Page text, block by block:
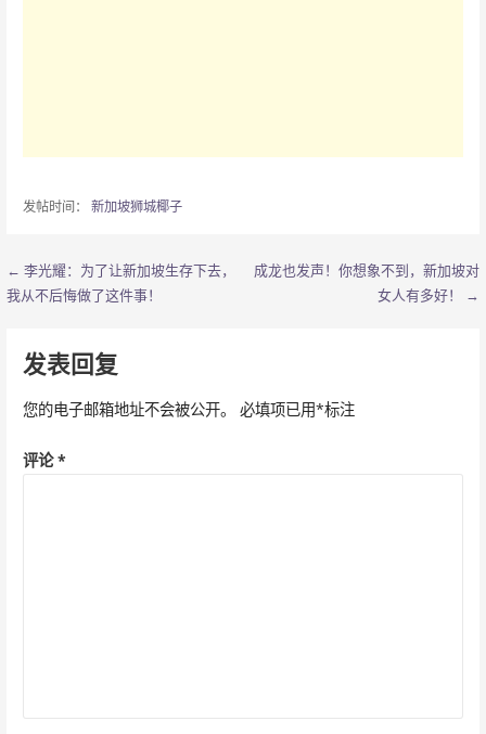
发帖时间： 新加坡狮城椰子
文
导
航
← 李光耀：为了让新加坡生存下去，
我从不后悔做了这件事！
成龙也发声！你想象不到，新加坡对
女人有多好！ →
发表回复
您的电子邮箱地址不会被公开。 必填项已用*标注
评论*